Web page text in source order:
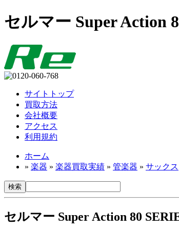
セルマー Super Action
サイトトップ
買取方法
会社概要
アクセス
利用規約
ホーム
» 楽器 » 楽器買取実績 » 管楽器 » サックス
セルマー Super Action 80